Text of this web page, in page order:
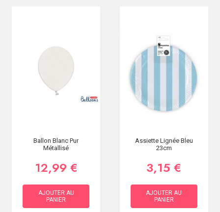
Ballon Blanc Pur
Métallisé
12,99 €
AJOUTER AU
PANIER
Assiette Lignée Bleu
23cm
3,15 €
AJOUTER AU
PANIER